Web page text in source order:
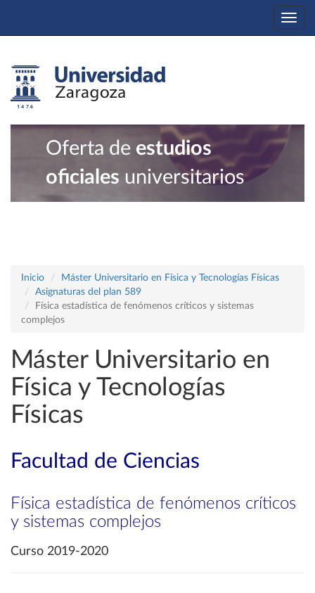
Oferta de estudios
oficiales universitarios
Inicio
Máster Universitario en Física y Tecnologías Físicas
Asignaturas del plan 589
Física estadística de fenómenos críticos y sistemas
complejos
Máster Universitario en
Física y Tecnologías
Físicas
Facultad de Ciencias
Física estadística de fenómenos críticos
y sistemas complejos
Curso 2019-2020